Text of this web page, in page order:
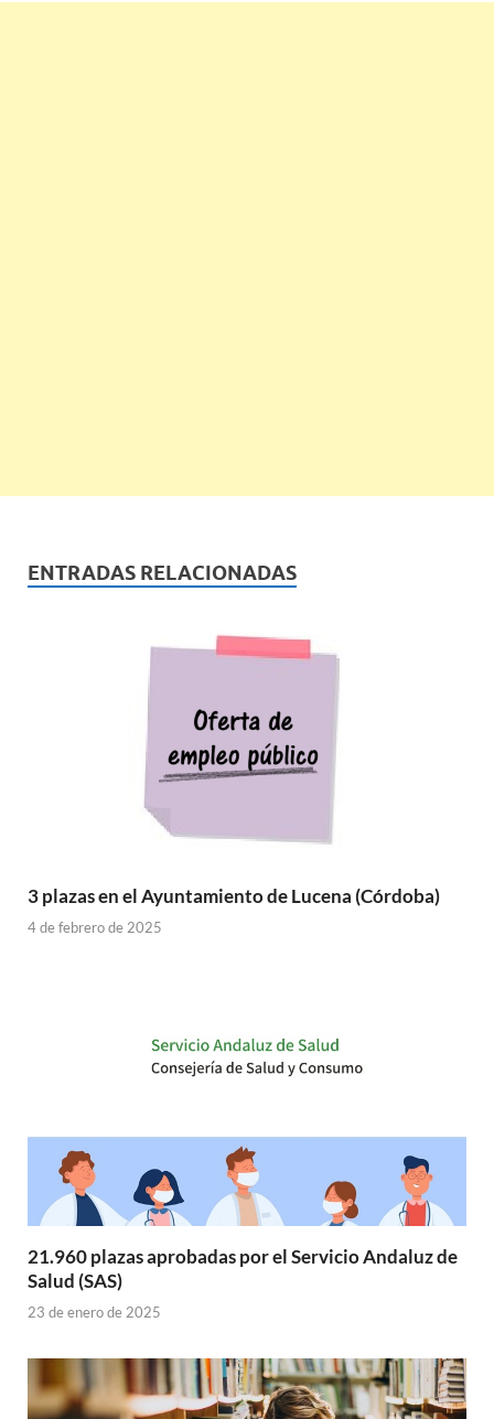
ENTRADAS RELACIONADAS
3 plazas en el Ayuntamiento de Lucena (Córdoba)
4 de febrero de 2025
21.960 plazas aprobadas por el Servicio Andaluz de
Salud (SAS)
23 de enero de 2025